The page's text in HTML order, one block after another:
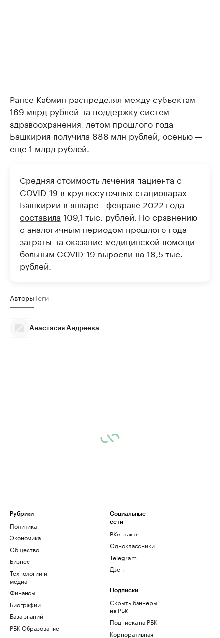
Ранее Кабмин распределял между субъектам
169 млрд рублей на поддержку систем
здравоохранения, летом прошлого года
Башкирия получила 888 млн рублей, осенью —
еще 1 млрд рублей.
Средняя стоимость лечения пациента с
COVID-19 в круглосуточных стационарах
Башкирии в январе—феврале 2022 года
составила 109,1 тыс. рублей. По сравнению
с аналогичным периодом прошлого года
затраты на оказание медицинской помощи
больным COVID-19 выросли на 18,5 тыс.
рублей.
АвторыТеги
Анастасия Андреева
Рубрики
Политика
Экономика
Общество
Бизнес
Технологии и
медиа
Финансы
Биографии
База знаний
РБК Образование
Социальные
сети
ВКонтакте
Одноклассники
Telegram
Дзен
Подписки
Скрыть баннеры
на РБК
Подписка на РБК
Корпоративная